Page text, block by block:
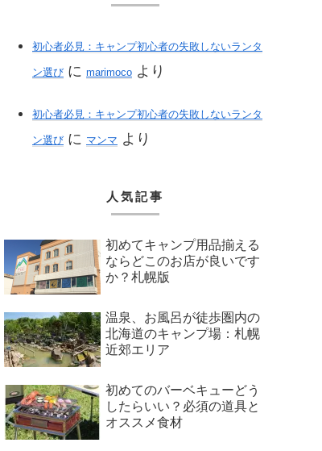
初心者必見：キャンプ初心者の失敗しないランタ
ン選び に marimoco より
初心者必見：キャンプ初心者の失敗しないランタ
ン選び に マンマ より
人気記事
初めてキャンプ用品揃える
ならどこのお店が良いです
か？札幌版
温泉、お風呂が徒歩圏内の
北海道のキャンプ場：札幌
近郊エリア
初めてのバーベキューどう
したらいい？必須の道具と
オススメ食材